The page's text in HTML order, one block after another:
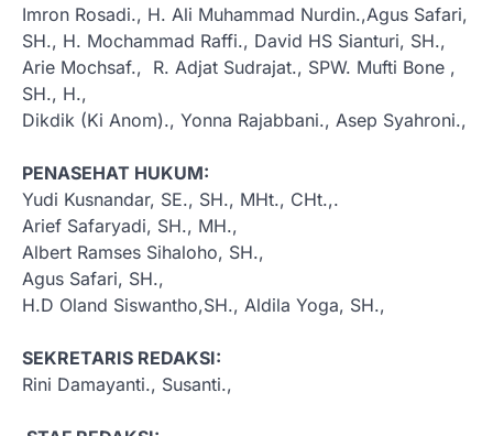
Imron Rosadi., H. Ali Muhammad Nurdin.,Agus Safari,
SH., H. Mochammad Raffi., David HS Sianturi, SH.,
Arie Mochsaf., R. Adjat Sudrajat., SPW. Mufti Bone ,
SH., H.,
Dikdik (Ki Anom)., Yonna Rajabbani., Asep Syahroni.,
PENASEHAT HUKUM:
Yudi Kusnandar, SE., SH., MHt., CHt.,.
Arief Safaryadi, SH., MH.,
Albert Ramses Sihaloho, SH.,
Agus Safari, SH.,
H.D Oland Siswantho,SH., Aldila Yoga, SH.,
SEKRETARIS REDAKSI:
Rini Damayanti., Susanti.,